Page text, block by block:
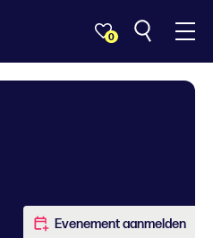
0
Evenement aanmelden